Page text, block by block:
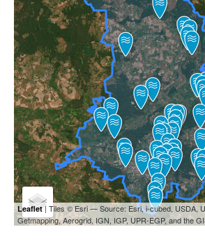
Leaflet| Tiles © Esri — Source: Esri, i-cubed, USDA,
Getmapping, Aerogrid, IGN, IGP, UPR-EGP, and the